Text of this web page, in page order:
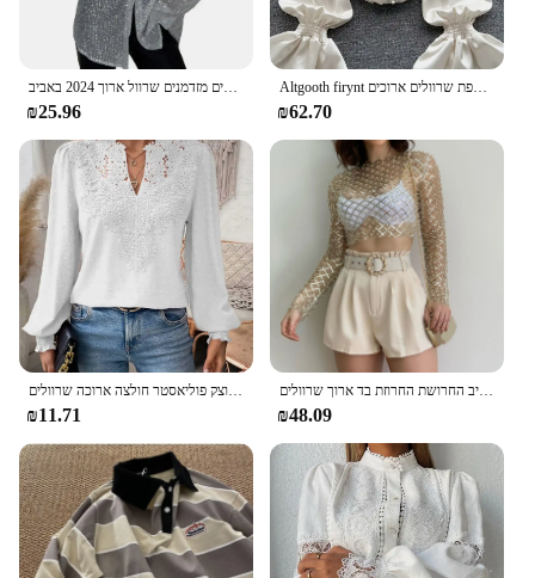
₪25.96
Altgooth firynt אלגנטי חולצה רופפת שרוולים ארוכים ruffles o-הצוואר הערווה נשים עדינה משרד עדין החולצה מזדמנים
₪62.70
בגדי נשים 2024 סתיו סקסי צווארון תחרה פטצ 'עבודה תחרה צבע מוצק פוליאסטר חולצה ארוכה שרוולים
₪11.71
תחרה מוצק עד חרטום חולצות נשים 2024 האביב החרושת החרוזת בד ארוך שרוולים t חולצה העליון gömlek ve bluz
₪48.09